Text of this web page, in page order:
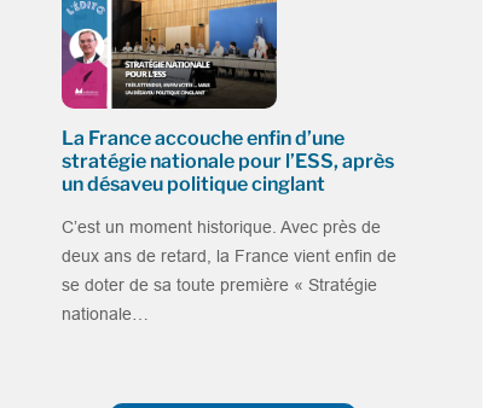
La France accouche enfin d’une
stratégie nationale pour l’ESS, après
un désaveu politique cinglant
C’est un moment historique. Avec près de
deux ans de retard, la France vient enfin de
se doter de sa toute première « Stratégie
nationale…